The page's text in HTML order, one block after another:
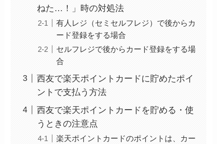
ねた…！」時の対処法
有人レジ（セミセルフレジ）で後からカ
ード登録をする場合
セルフレジで後からカード登録をする場
合
西友で楽天ポイントカードに貯めたポイ
ントで支払う方法
西友で楽天ポイントカードを貯める・使
うときの注意点
楽天ポイントカードのポイントは、カー